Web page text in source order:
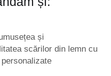
și
scărilor din lemn cu